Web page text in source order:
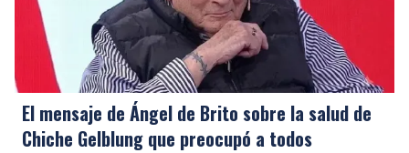
El mensaje de Ángel de Brito sobre la salud de
Chiche Gelblung que preocupó a todos